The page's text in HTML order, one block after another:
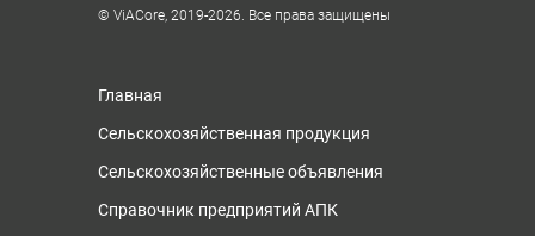
© ViACore, 2019-2026. Все права защищены
Главная
Сельскохозяйственная продукция
Сельскохозяйственные объявления
Справочник предприятий АПК